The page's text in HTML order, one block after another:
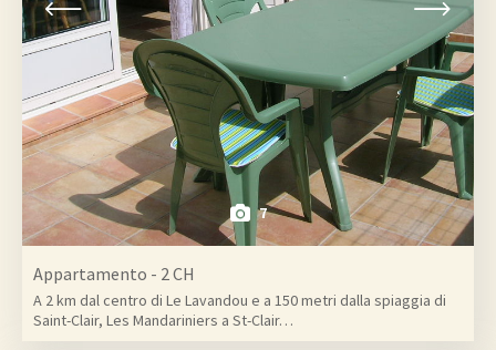
7
Appartamento - 2 CH
A 2 km dal centro di Le Lavandou e a 150 metri dalla spiaggia di
Saint-Clair, Les Mandariniers a St-Clair…